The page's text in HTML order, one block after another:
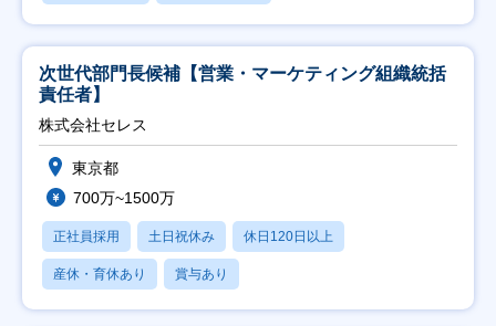
次世代部門長候補【営業・マーケティング組織統括
責任者】
株式会社セレス
東京都
700万~1500万
正社員採用 土日祝休み 休日120日以上
産休・育休あり 賞与あり